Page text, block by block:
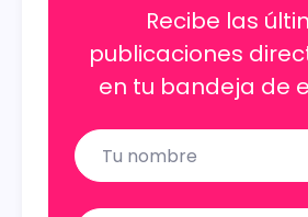
Recibe las
publicaciones
en tu bandeja de
Name
Email